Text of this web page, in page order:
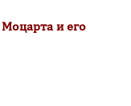
и его